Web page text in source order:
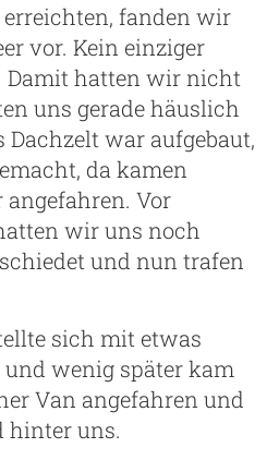
fanden wir
vor. Kein einziger
Damit hatten wir nicht
uns gerade häuslich
Dachzelt war aufgebaut,
da kamen
Vor
wir uns noch
und nun trafen
sich mit etwas
wenig später kam
Van angefahren und
hinter uns.